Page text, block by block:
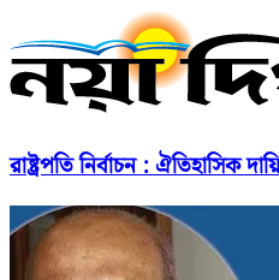
রাষ্ট্রপতি নির্বাচন : ঐতিহাসিক